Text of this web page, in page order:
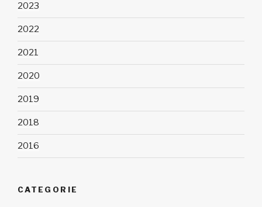
2023
2022
2021
2020
2019
2018
2016
CATEGORIE